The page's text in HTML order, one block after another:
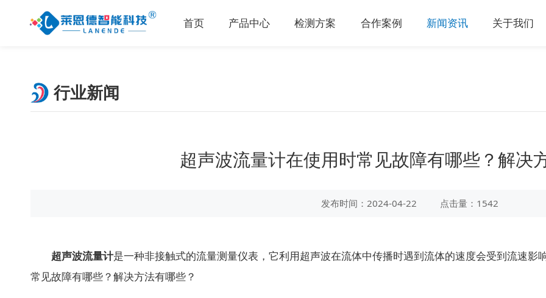
首页 产品中心 检测方案 合作案例 新闻资讯 关于我们
行业新闻
超声波流量计在使用时常见故障有哪些？解决
发布时间：2024-04-22 点击量：1542
超声波流量计是一种非接触式的流量测量仪表，它利用超声波在流体中传播时遇到流体的速度会受到流速
常见故障有哪些？解决方法有哪些？